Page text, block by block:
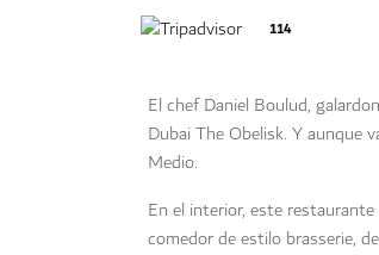
114
El chef Daniel Boulud,
Dubai The Obelisk. Y aunque
Medio.
En el interior, este
comedor de estilo brasserie,